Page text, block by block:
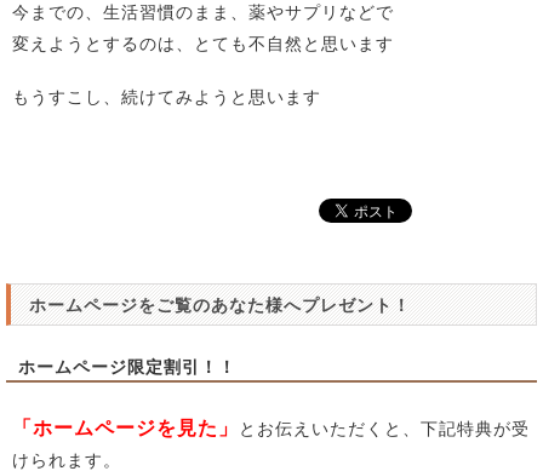
今までの、生活習慣のまま、薬やサプリなどで
変えようとするのは、とても不自然と思います
もうすこし、続けてみようと思います
ホームページをご覧のあなた様へプレゼント！
ホームページ限定割引！！
「ホームページを見た」
とお伝えいただくと、下記特典が受
けられます。